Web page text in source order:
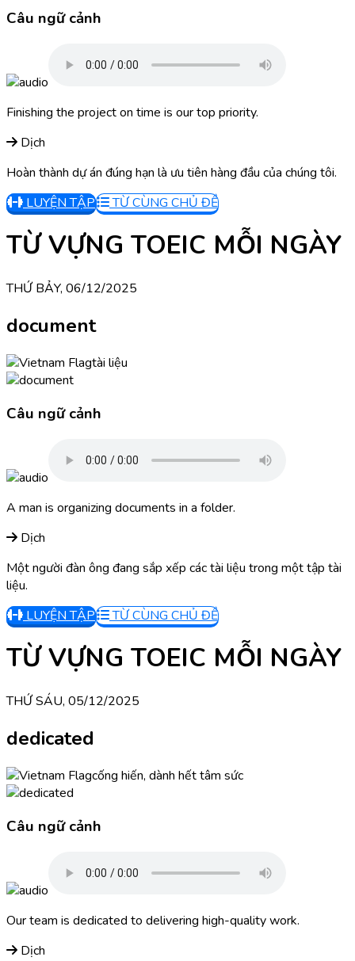
Câu ngữ cảnh
Finishing the project on time is our top priority.
Dịch
Hoàn thành dự án đúng hạn là ưu tiên hàng đầu của chúng tôi.
LUYỆN TẬP
TỪ CÙNG CHỦ ĐỀ
TỪ VỰNG TOEIC MỖI NGÀY
THỨ BẢY, 06/12/2025
document
tài liệu
Câu ngữ cảnh
A man is organizing documents in a folder.
Dịch
Một người đàn ông đang sắp xếp các tài liệu trong một tập tài
liệu.
LUYỆN TẬP
TỪ CÙNG CHỦ ĐỀ
TỪ VỰNG TOEIC MỖI NGÀY
THỨ SÁU, 05/12/2025
dedicated
cống hiến, dành hết tâm sức
Câu ngữ cảnh
Our team is dedicated to delivering high-quality work.
Dịch